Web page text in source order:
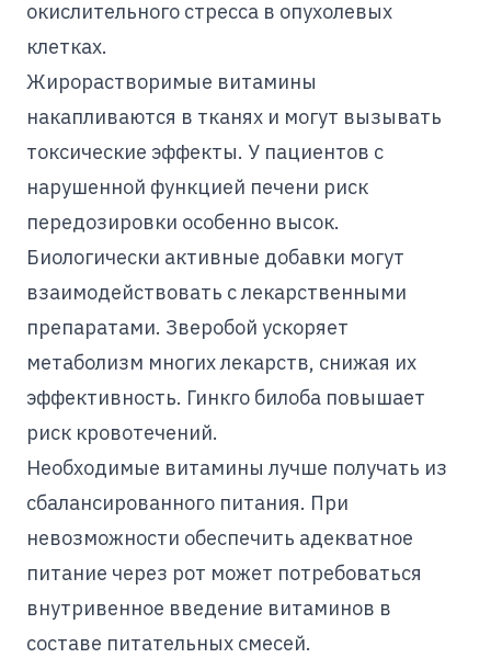
окислительного стресса в опухолевых
клетках.
Жирорастворимые витамины
накапливаются в тканях и могут вызывать
токсические эффекты. У пациентов с
нарушенной функцией печени риск
передозировки особенно высок.
Биологически активные добавки могут
взаимодействовать с лекарственными
препаратами. Зверобой ускоряет
метаболизм многих лекарств, снижая их
эффективность. Гинкго билоба повышает
риск кровотечений.
Необходимые витамины лучше получать из
сбалансированного питания. При
невозможности обеспечить адекватное
питание через рот может потребоваться
внутривенное введение витаминов в
составе питательных смесей.